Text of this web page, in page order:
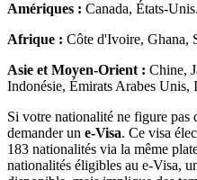
Amériques : Canada, États-Unis.
Afrique : Côte d'Ivoire, Ghana,
Asie et Moyen-Orient : Chine,
Indonésie, Émirats Arabes Unis,
Si votre nationalité ne figure pas
demander un e-Visa. Ce visa
183 nationalités via la même
nationalités éligibles au e-Visa,